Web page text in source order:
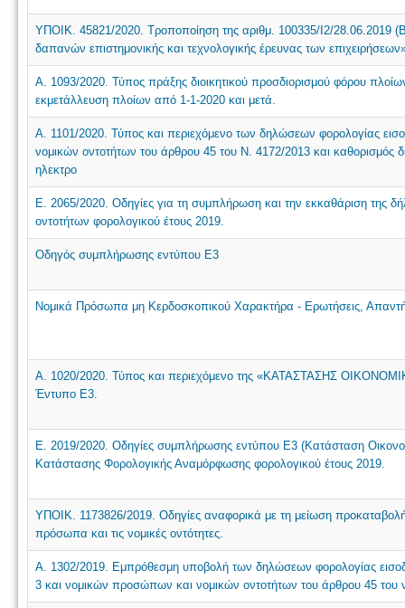
ΥΠΟΙΚ. 45821/2020. Τροποποίηση της αριθμ. 100335/Ι2/28.06.2019
δαπανών επιστημονικής και τεχνολογικής έρευνας των
Α. 1093/2020. Τύπος πράξης διοικητικού προσδιορισμού φόρου
εκμετάλλευση πλοίων από 1-1-2020 και μετά.
Α. 1101/2020. Τύπος και περιεχόμενο των δηλώσεων φορολογίας
νομικών οντοτήτων του άρθρου 45 του Ν. 4172/2013 και καθορισμός
ηλεκτρο
Ε. 2065/2020. Οδηγίες για τη συμπλήρωση και την εκκαθάριση της
οντοτήτων φορολογικού έτους 2019.
Οδηγός συμπλήρωσης εντύπου Ε3
Νομικά Πρόσωπα μη Κερδοσκοπικού Χαρακτήρα - Ερωτήσεις,
Α. 1020/2020. Τύπος και περιεχόμενο της «ΚΑΤΑΣΤΑΣΗΣ
Έντυπο Ε3.
Ε. 2019/2020. Οδηγίες συμπλήρωσης εντύπου Ε3 (Κατάσταση
Κατάστασης Φορολογικής Αναμόρφωσης φορολογικού έτους 2019.
ΥΠΟΙΚ. 1173826/2019. Οδηγίες αναφορικά με τη μείωση
πρόσωπα και τις νομικές οντότητες.
Α. 1302/2019. Εμπρόθεσμη υποβολή των δηλώσεων φορολογίας
3 και νομικών προσώπων και νομικών οντοτήτων του άρθρου 45 του